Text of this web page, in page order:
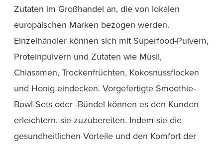
Zutaten im Großhandel an, die von lokalen
europäischen Marken bezogen werden.
Einzelhändler können sich mit Superfood-Pulvern,
Proteinpulvern und Zutaten wie Müsli,
Chiasamen, Trockenfrüchten, Kokosnussflocken
und Honig eindecken. Vorgefertigte Smoothie-
Bowl-Sets oder -Bündel können es den Kunden
erleichtern, sie zuzubereiten. Indem sie die
gesundheitlichen Vorteile und den Komfort der